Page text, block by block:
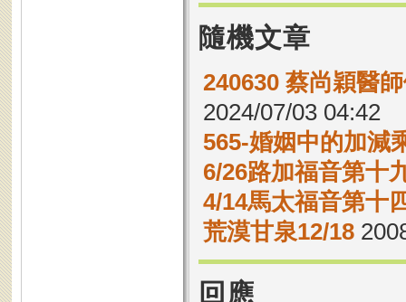
隨機文章
240630 蔡尚穎醫
2024/07/03 04:42
565-婚姻中的加減
6/26路加福音第十
4/14馬太福音第十
荒漠甘泉12/18
回應